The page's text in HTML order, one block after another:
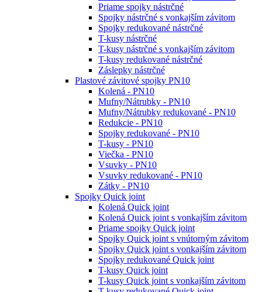
Priame spojky nástrčné
Spojky nástrčné s vonkajším závitom
Spojky redukované nástrčné
T-kusy nástrčné
T-kusy nástrčné s vonkajším závitom
T-kusy redukované nástrčné
Záslepky nástrčné
Plastové závitové spojky PN10
Kolená - PN10
Mufny/Nátrubky - PN10
Mufny/Nátrubky redukované - PN10
Redukcie - PN10
Spojky redukované - PN10
T-kusy - PN10
Viečka - PN10
Vsuvky - PN10
Vsuvky redukované - PN10
Zátky - PN10
Spojky Quick joint
Kolená Quick joint
Kolená Quick joint s vonkajším závitom
Priame spojky Quick joint
Spojky Quick joint s vnútorným závitom
Spojky Quick joint s vonkajším závitom
Spojky redukované Quick joint
T-kusy Quick joint
T-kusy Quick joint s vonkajším závitom